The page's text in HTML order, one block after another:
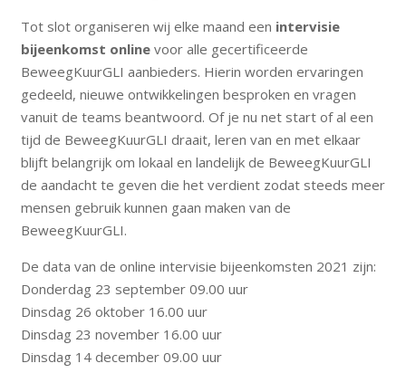
Tot slot organiseren wij elke maand een intervisie
bijeenkomst onlinevoor alle gecertificeerde
BeweegKuurGLI aanbieders. Hierin worden ervaringen
gedeeld, nieuwe ontwikkelingen besproken en vragen
vanuit de teams beantwoord. Of je nu net start of al een
tijd de BeweegKuurGLI draait, leren van en met elkaar
blijft belangrijk om lokaal en landelijk de BeweegKuurGLI
de aandacht te geven die het verdient zodat steeds meer
mensen gebruik kunnen gaan maken van de
BeweegKuurGLI.
De data van de online intervisie bijeenkomsten 2021 zijn:
Donderdag 23 september 09.00 uur
Dinsdag 26 oktober 16.00 uur
Dinsdag 23 november 16.00 uur
Dinsdag 14 december 09.00 uur